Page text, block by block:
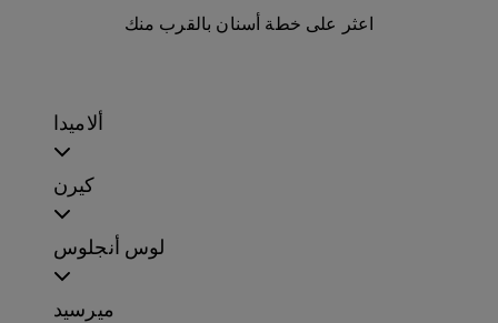
اعثر على خطة أسنان بالقرب منك
ألاميدا
كيرن
لوس أنجلوس
ميرسيد